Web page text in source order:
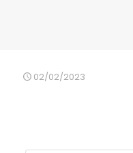
02/02/2023